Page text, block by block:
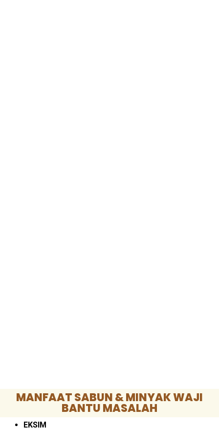
MANFAAT SABUN & MINYAK WAJI
BANTU MASALAH
EKSIM